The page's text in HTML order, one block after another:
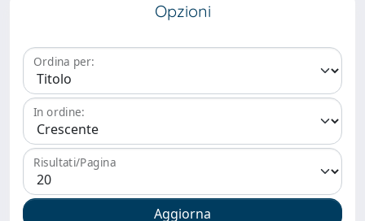
Opzioni
Ordina per:
In ordine:
Risultati/Pagina